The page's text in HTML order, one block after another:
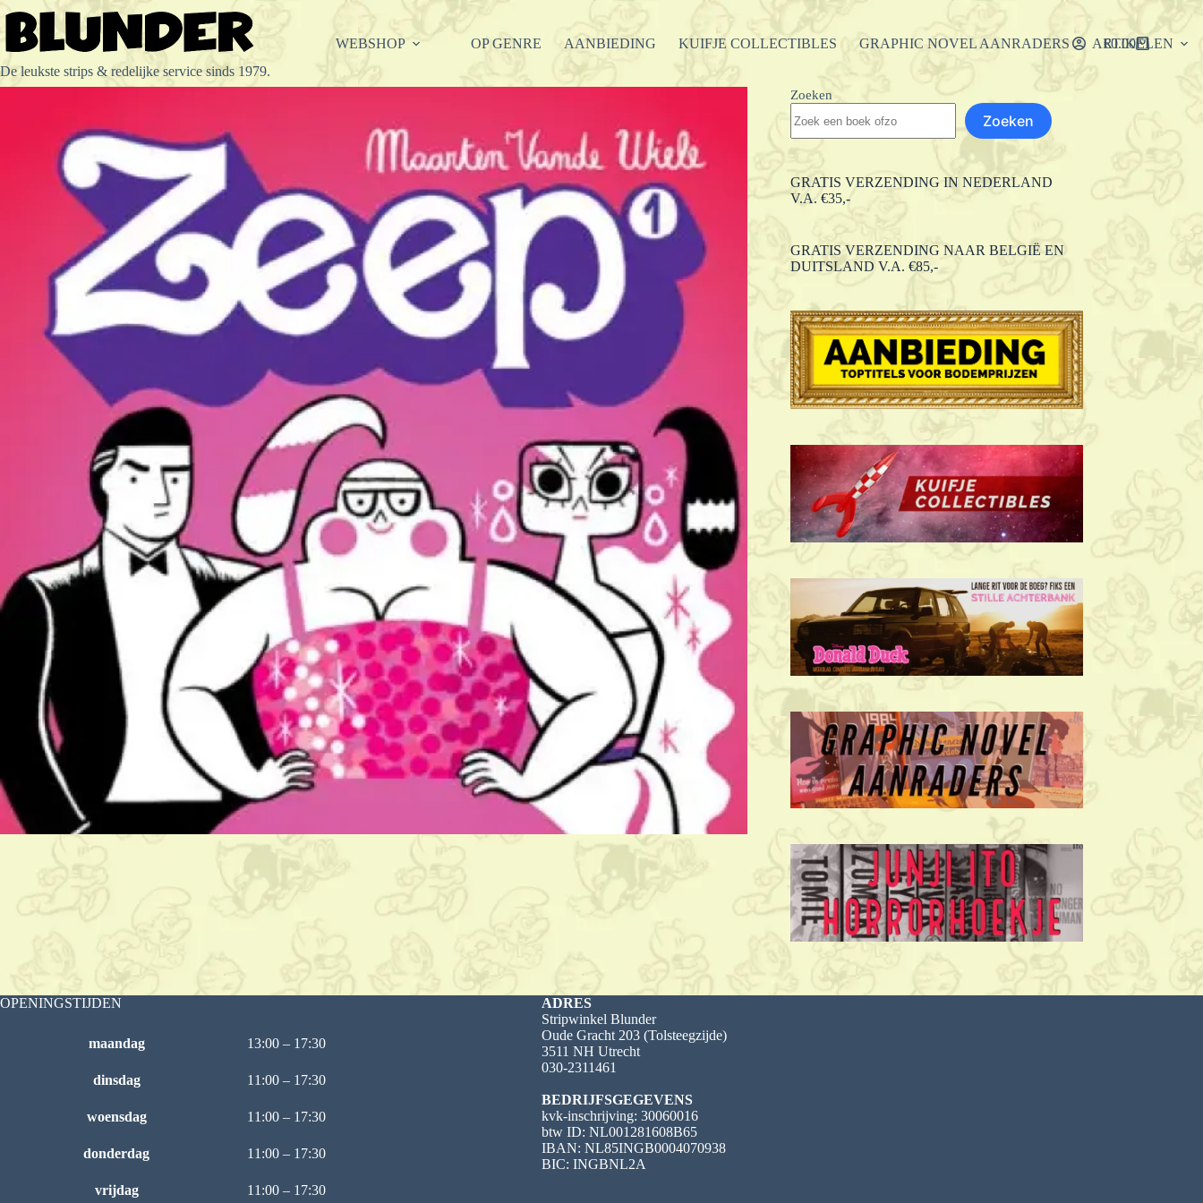
Ga
naar
inhoud
De leukste strips & redelijke service sinds 1979.
WEBSHOP OP GENRE AANBIEDING KUIFJE COLLECTIBLES GRAPHIC NOVEL AANRADERS ARTIKELEN
Winkelwagen
€0.00
Zoeken
Zoeken
GRATIS VERZENDING IN NEDERLAND
V.A. €35,-
GRATIS VERZENDING NAAR BELGIË EN
DUITSLAND V.A. €85,-
OPENINGSTIJDEN
maandag 13:00 – 17:30
dinsdag 11:00 – 17:30
woensdag 11:00 – 17:30
donderdag 11:00 – 17:30
vrijdag 11:00 – 17:30
ADRES
Stripwinkel Blunder
Oude Gracht 203 (Tolsteegzijde)
3511 NH Utrecht
030-2311461
BEDRIJFSGEGEVENS
kvk-inschrijving: 30060016
btw ID: NL001281608B65
IBAN: NL85INGB0004070938
BIC: INGBNL2A